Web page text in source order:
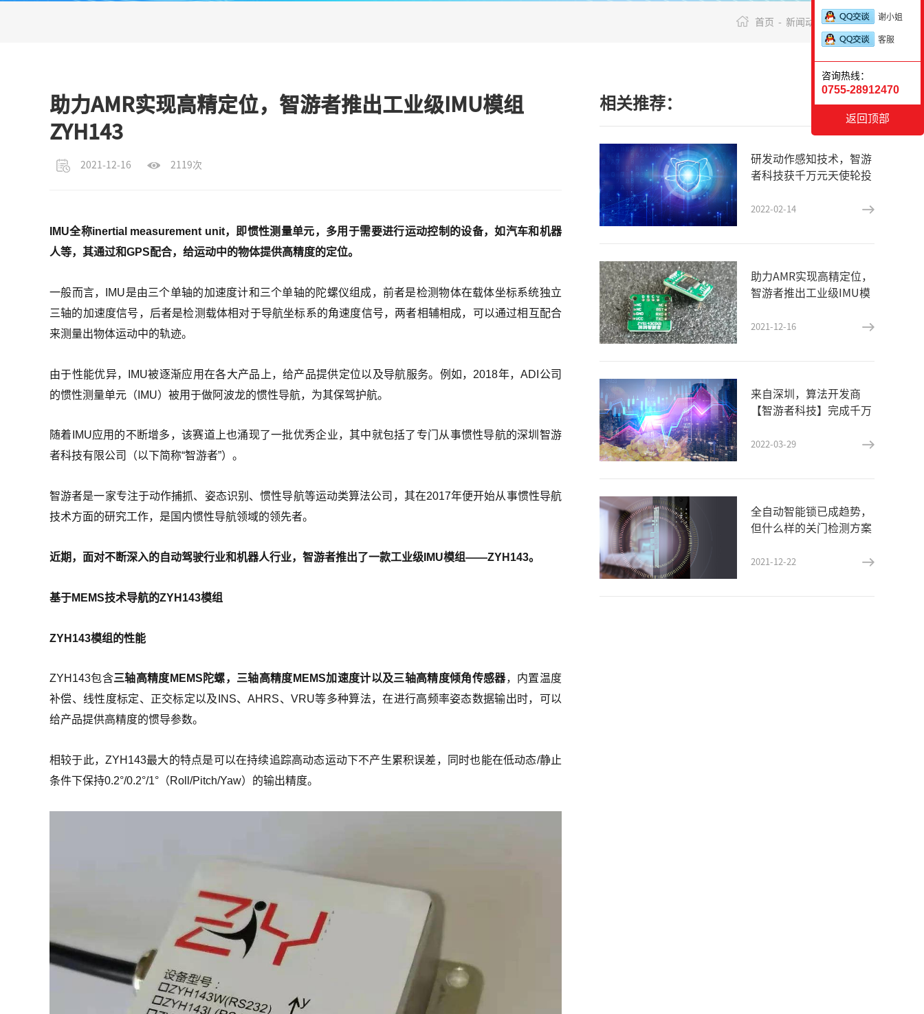
首页 - 新闻动态 -行业新闻
助力AMR实现高精定位，智游者推出工业级IMU模组
ZYH143
2021-12-16 2119次
IMU全称inertial measurement unit，即惯性测量单元，多用于需要进行运动控制的设备，如汽车和机器
人等，其通过和GPS配合，给运动中的物体提供高精度的定位。
一般而言，IMU是由三个单轴的加速度计和三个单轴的陀螺仪组成，前者是检测物体在载体坐标系统独立
三轴的加速度信号，后者是检测载体相对于导航坐标系的角速度信号，两者相辅相成，可以通过相互配合
来测量出物体运动中的轨迹。
由于性能优异，IMU被逐渐应用在各大产品上，给产品提供定位以及导航服务。例如，2018年，ADI公司
的惯性测量单元（IMU）被用于做阿波龙的惯性导航，为其保驾护航。
随着IMU应用的不断增多，该赛道上也涌现了一批优秀企业，其中就包括了专门从事惯性导航的深圳智游
者科技有限公司（以下简称“智游者”）。
智游者是一家专注于动作捕抓、姿态识别、惯性导航等运动类算法公司，其在2017年便开始从事惯性导航
技术方面的研究工作，是国内惯性导航领域的领先者。
近期，面对不断深入的自动驾驶行业和机器人行业，智游者推出了一款工业级IMU模组——ZYH143。
基于MEMS技术导航的ZYH143模组
ZYH143模组的性能
ZYH143包含三轴高精度MEMS陀螺，三轴高精度MEMS加速度计以及三轴高精度倾角传感器，内置温度
补偿、线性度标定、正交标定以及INS、AHRS、VRU等多种算法，在进行高频率姿态数据输出时，可以
给产品提供高精度的惯导参数。
相较于此，ZYH143最大的特点是可以在持续追踪高动态运动下不产生累积误差，同时也能在低动态/静止
条件下保持0.2°/0.2°/1°（Roll/Pitch/Yaw）的输出精度。
相关推荐：
研发动作感知技术，智游
者科技获千万元天使轮投
2022-02-14
助力AMR实现高精定位，
智游者推出工业级IMU模
2021-12-16
来自深圳，算法开发商
【智游者科技】完成千万
2022-03-29
全自动智能锁已成趋势，
但什么样的关门检测方案
2021-12-22
谢小姐
客服
咨询热线：
0755-28912470
返回顶部